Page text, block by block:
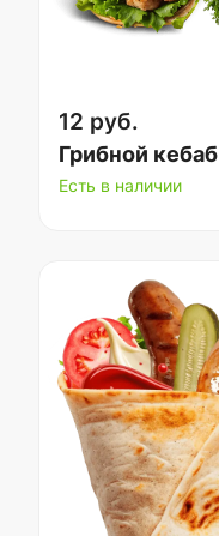
12 руб.
Грибной кебаб
Есть в наличии